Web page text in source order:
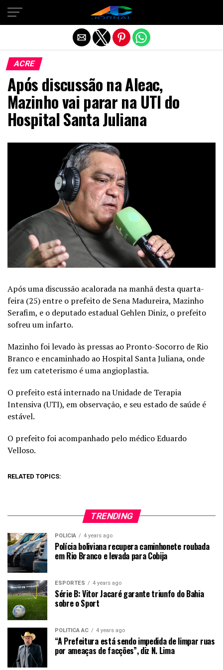
ACRE
Após discussão na Aleac,
Mazinho vai parar na UTI do
Hospital Santa Juliana
Após uma discussão acalorada na manhã desta quarta-
feira (25) entre o prefeito de Sena Madureira, Mazinho
Serafim, e o deputado estadual Gehlen Diniz, o prefeito
sofreu um infarto.
Mazinho foi levado às pressas ao Pronto-Socorro de Rio
Branco e encaminhado ao Hospital Santa Juliana, onde
fez um cateterismo é uma angioplastia.
O prefeito está internado na Unidade de Terapia
Intensiva (UTI), em observação, e seu estado de saúde é
estável.
O prefeito foi acompanhado pelo médico Eduardo
Velloso.
RELATED TOPICS:
TRENDING
POLICIA 4 years ago
Polícia boliviana recupera caminhonete roubada
em Rio Branco e levada para Cobija
ESPORTES 4 years ago
Série B: Vitor Jacaré garante triunfo do Bahia
sobre o Sport
POLITICA AC 4 years ago
“A Prefeitura está sendo impedida de limpar ruas
por ameaças de facções”, diz N. Lima
Exit mobile version